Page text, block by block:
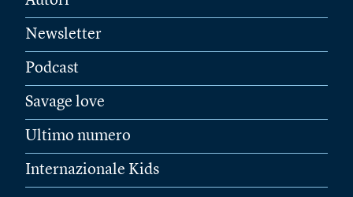
Newsletter
Podcast
Savage love
Ultimo numero
Internazionale Kids